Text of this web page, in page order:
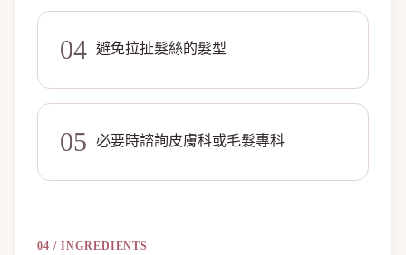
04 避免拉扯髮絲的髮型
05 必要時諮詢皮膚科或毛髮專科
04 / INGREDIENTS